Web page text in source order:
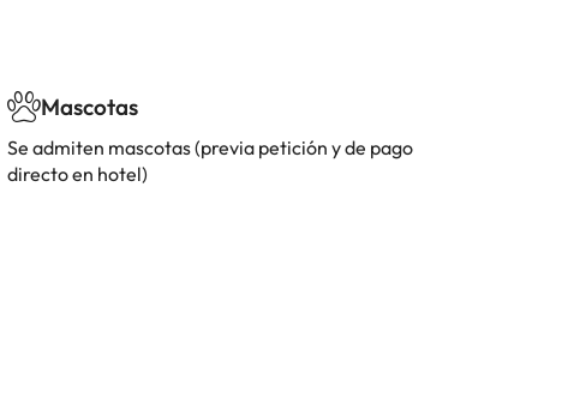
Mascotas
Se admiten mascotas (previa petición y de pago
directo en hotel)